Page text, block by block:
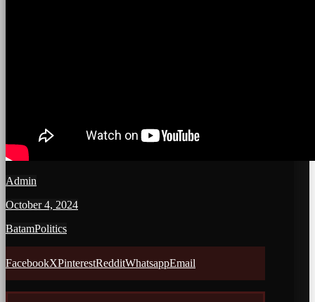
Admin
October 4, 2024
BatamPolitics
FacebookXPinterestRedditWhatsappEmail